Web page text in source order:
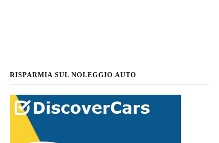
RISPARMIA SUL NOLEGGIO AUTO